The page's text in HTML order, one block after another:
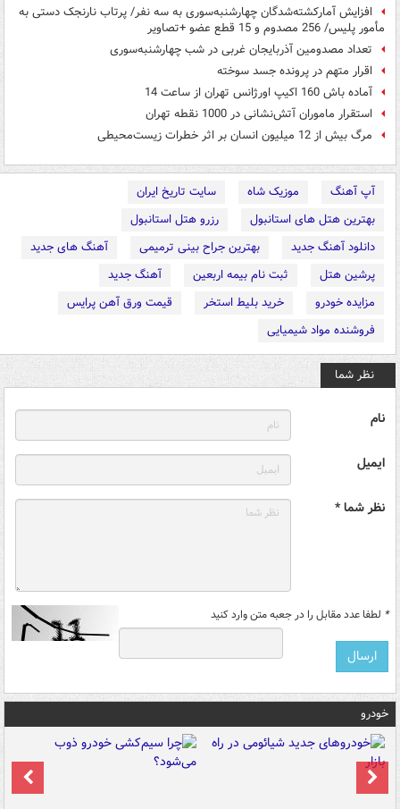
افزایش آمارکشته‌شدگان چهارشنبه‌سوری به سه نفر/ پرتاب نارنجک دستی به
مأمور پلیس/ 256 مصدوم و 15 قطع عضو +تصاویر
تعداد مصدومین آذربایجان غربی در شب چهارشنبه‌سوری
اقرار متهم در پرونده جسد سوخته
آماده باش 160 اکیپ اورژانس تهران از ساعت 14
استقرار ماموران آتش‌نشانی در 1000 نقطه تهران
مرگ بیش از 12 میلیون انسان بر اثر خطرات زیست‌محیطی
آپ آهنگ موزیک شاه
سایت تاریخ ایران
بهترین هتل های استانبول
رزرو هتل استانبول
دانلود آهنگ جدید
بهترین جراح بینی ترمیمی
آهنگ های جدید
پرشین هتل
ثبت نام بیمه اربعین
آهنگ جدید
مزایده خودرو
خرید بلیط استخر
قیمت ورق آهن پرایس
فروشنده مواد شیمیایی
نظر شما
نام
ایمیل
نظر شما *
* لطفا عدد مقابل را در جعبه متن وارد کنید
خودرو